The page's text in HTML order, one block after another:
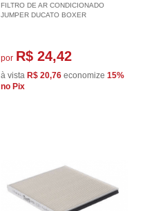
FILTRO DE AR CONDICIONADO
JUMPER DUCATO BOXER
por R$ 24,42
à vista R$ 20,76 economize 15%
no Pix